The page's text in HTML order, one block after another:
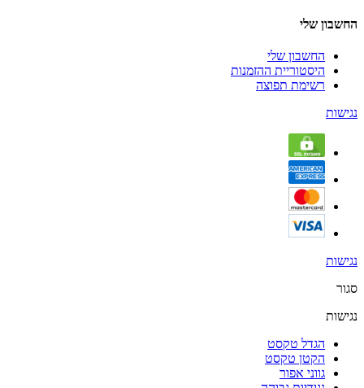
החשבון שלי
החשבון שלי
היסטוריית ההזמנות
רשימת תפוצה
נגישות
נגישות
סגור
נגישות
הגדל טקסט
הקטן טקסט
גווני אפור